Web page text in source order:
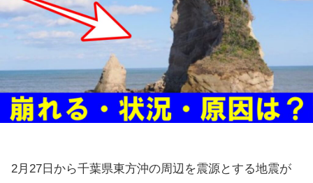
2月27日から千葉県東方沖の周辺を震源とする地震が